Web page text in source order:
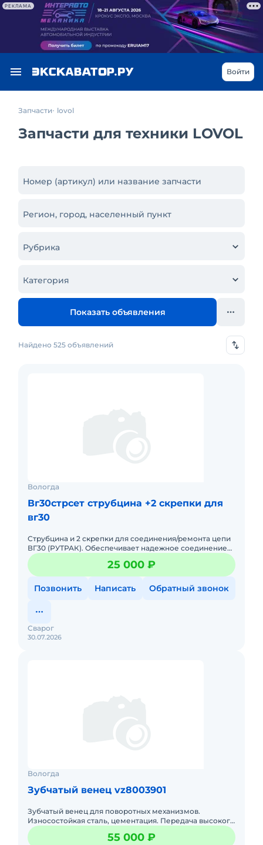
РЕКЛАМА
Войти
Запчасти lovol
Запчасти для техники LOVOL
Номер (артикул) или название запчасти
Регион, город, населенный пункт
Рубрика
Категория
Показать объявления
Найдено 525 объявлений
Вологда
Вг30стрсет струбцина +2 скрепки для
вг30
Струбцина и 2 скрепки для соединения/ремонта цепи
ВГ30 (РУТРАК). Обеспечивает надежное соединение
звеньев, устойчива к разрыву. Комплект для быстрого
ремонта.
25 000 ₽
Позвонить Написать Обратный звонок
30.07.2026
Сварог
Вологда
Зубчатый венец vz8003901
Зубчатый венец для поворотных механизмов.
Износостойкая сталь, цементация. Передача высокого
крутящего момента, точное зацепление. Для кранов и
экскаваторов.
55 000 ₽